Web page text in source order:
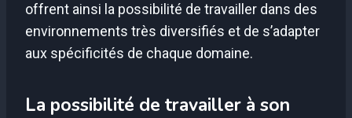
offrent ainsi la possibilité de travailler dans des
environnements très diversifiés et de s’adapter
aux spécificités de chaque domaine.
La possibilité de travailler à son